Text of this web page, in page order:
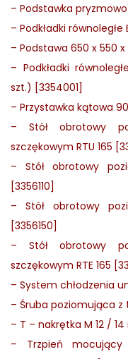
– Podstawka
– Podkładki równoległe
– Podstawa 650 x 550
– Podkładki
szt.) [3354001]
– Przystawka kątowa
– Stół obrotowy
szczękowym RTU 165
– Stół obrotowy
[3356110]
– Stół obrotowy
[3356150]
– Stół obrotowy
szczękowym RTE 165
– System chłodzenia
– Śruba poziomująca z
– T – nakrętka M 12 /
– Trzpień